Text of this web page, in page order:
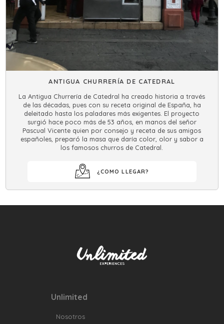
ANTIGUA CHURRERÍA DE CATEDRAL
La Antigua Churrería de Catedral ha creado historia a través
de las décadas, pues con su receta original de España, ha
deleitado hasta los paladares más exigentes. El proyecto
surgió hace poco más de 53 años, en manos del señor
Pascual Vicente quien por consejo y receta de sus amigos
españoles, preparó la masa que daría color, olor y sabor a
los famosos churros de Catedral.
¿COMO LLEGAR?
Unlimited
Nosotros